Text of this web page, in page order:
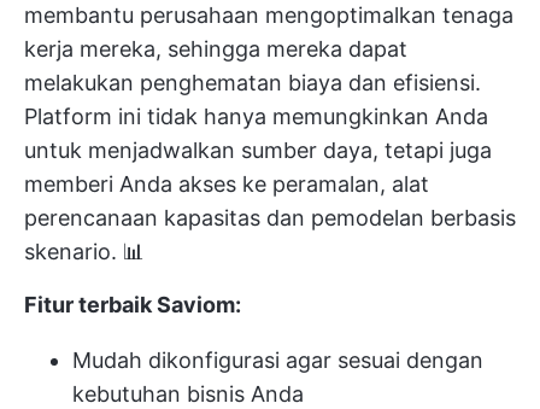
membantu perusahaan mengoptimalkan tenaga
kerja mereka, sehingga mereka dapat
melakukan penghematan biaya dan efisiensi.
Platform ini tidak hanya memungkinkan Anda
untuk menjadwalkan sumber daya, tetapi juga
memberi Anda akses ke peramalan, alat
perencanaan kapasitas dan pemodelan berbasis
skenario. 📊
Fitur terbaik Saviom:
Mudah dikonfigurasi agar sesuai dengan
kebutuhan bisnis Anda